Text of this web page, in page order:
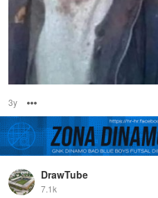
3y
DrawTube
7.1k